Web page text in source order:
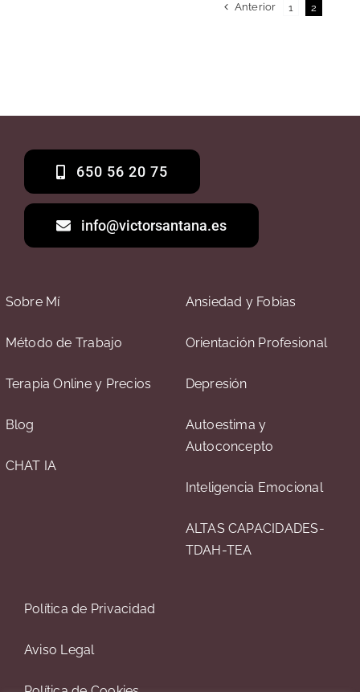
Anterior 1 2
650 56 20 75
info@victorsantana.es
Sobre Mí
Método de Trabajo
Terapia Online y Precios
Blog
CHAT IA
Ansiedad y Fobias
Orientación Profesional
Depresión
Autoestima y
Autoconcepto
Inteligencia Emocional
ALTAS CAPACIDADES-
TDAH-TEA
Política de Privacidad
Aviso Legal